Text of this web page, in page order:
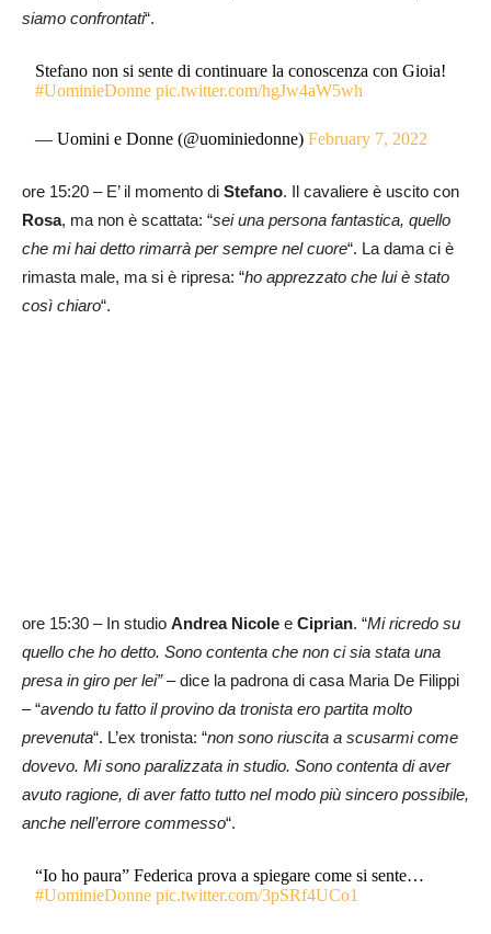
siamo confrontati“.
Stefano non si sente di continuare la conoscenza con Gioia!
#UominieDonne pic.twitter.com/hgJw4aW5wh
— Uomini e Donne (@uominiedonne)February 7, 2022
ore 15:20 – E’ il momento di Stefano. Il cavaliere è uscito con
Rosa, ma non è scattata: “sei una persona fantastica, quello
che mi hai detto rimarrà per sempre nel cuore“. La dama ci è
rimasta male, ma si è ripresa: “ho apprezzato che lui è stato
così chiaro“.
ore 15:30 – In studio Andrea Nicole e Ciprian. “Mi ricredo su
quello che ho detto. Sono contenta che non ci sia stata una
presa in giro per lei”– dice la padrona di casa Maria De Filippi
– “avendo tu fatto il provino da tronista ero partita molto
prevenuta“. L’ex tronista: “non sono riuscita a scusarmi come
dovevo. Mi sono paralizzata in studio. Sono contenta di aver
avuto ragione, di aver fatto tutto nel modo più sincero possibile,
anche nell’errore commesso“.
“Io ho paura” Federica prova a spiegare come si sente…
#UominieDonne pic.twitter.com/3pSRf4UCo1